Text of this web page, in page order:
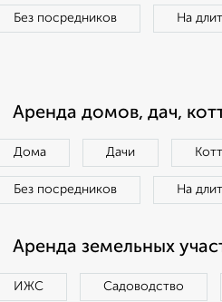
Без посредников На
Аренда домов, дач,
Дома Дачи
Без посредников На
Аренда земельных
ИЖС Садоводство